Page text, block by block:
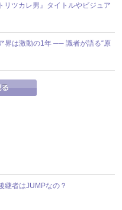
ツカレ男』タイトルやビジュア
界は激動の1年 ── 識者が語る“原
継者はJUMPなの？